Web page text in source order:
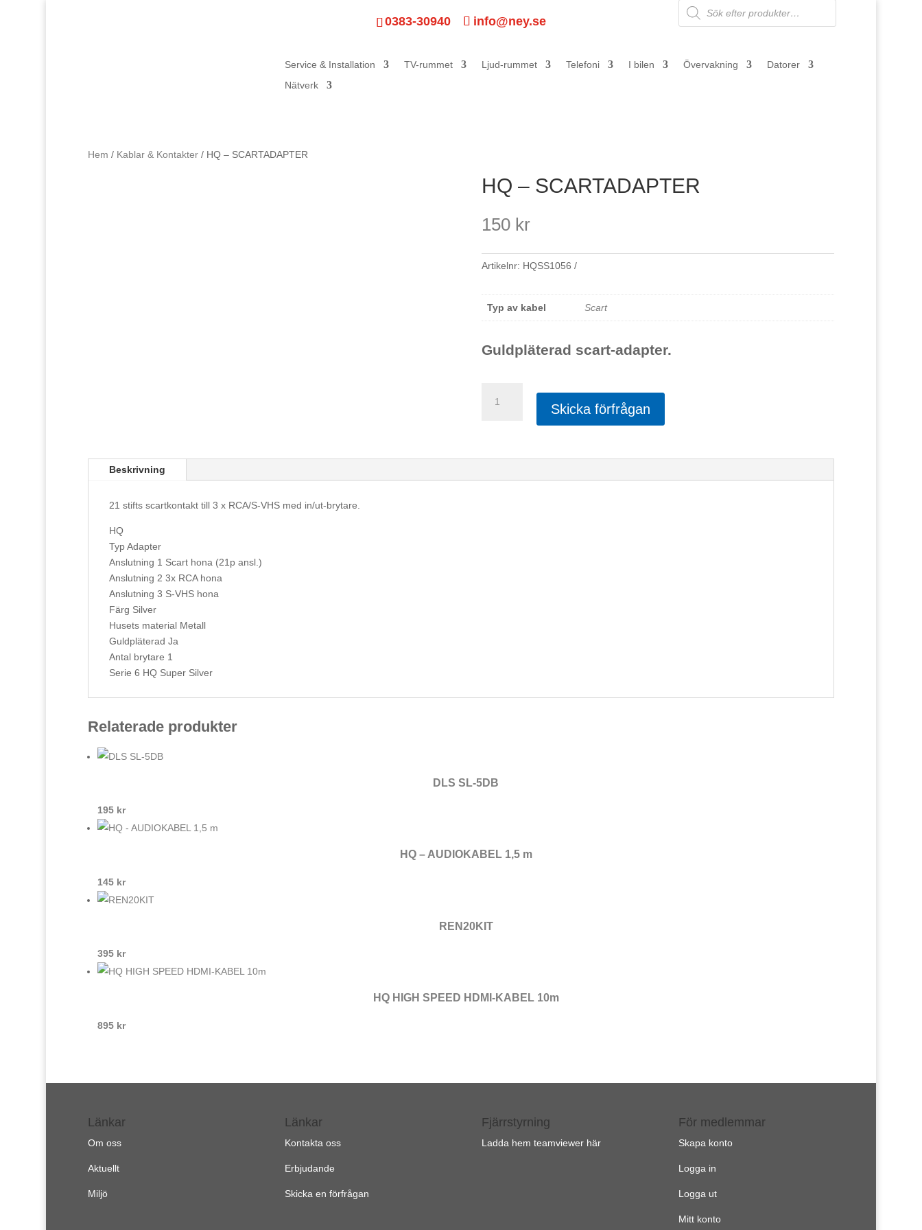
0383-30940 info@ney.se
search
Service & Installation TV-rummet Ljud-rummet Telefoni I bilen Övervakning
Datorer
Nätverk
Hem / Kablar & Kontakter/ HQ – SCARTADAPTER
HQ – SCARTADAPTER
150 kr
Artikelnr: HQSS1056
Typ av kabel Scart
Guldpläterad scart-adapter.
SCARTADAPTER
Skicka förfrågan
Beskrivning
21 stifts scartkontakt till 3 x RCA/S-VHS med in/ut-brytare.
HQ
Typ Adapter
Anslutning 1 Scart hona (21p ansl.)
Anslutning 2 3x RCA hona
Anslutning 3 S-VHS hona
Färg Silver
Husets material Metall
Guldpläterad Ja
Antal brytare 1
Serie 6 HQ Super Silver
Relaterade produkter
DLS SL-5DB
195 kr
HQ – AUDIOKABEL 1,5 m
145 kr
REN20KIT
395 kr
HQ HIGH SPEED HDMI-KABEL 10m
895 kr
Länkar
Om oss
Aktuellt
Miljö
Länkar
Kontakta oss
Erbjudande
Skicka en förfrågan
Fjärrstyrning
Ladda hem teamviewer här
För medlemmar
Skapa konto
Logga in
Logga ut
Mitt konto